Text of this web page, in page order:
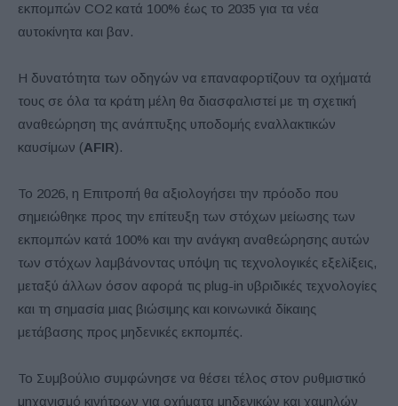
εκπομπών CO2 κατά 100% έως το 2035 για τα νέα
αυτοκίνητα και βαν.
Η δυνατότητα των οδηγών να επαναφορτίζουν τα οχήματά
τους σε όλα τα κράτη μέλη θα διασφαλιστεί με τη σχετική
αναθεώρηση της ανάπτυξης υποδομής εναλλακτικών
καυσίμων (AFIR).
Το 2026, η Επιτροπή θα αξιολογήσει την πρόοδο που
σημειώθηκε προς την επίτευξη των στόχων μείωσης των
εκπομπών κατά 100% και την ανάγκη αναθεώρησης αυτών
των στόχων λαμβάνοντας υπόψη τις τεχνολογικές εξελίξεις,
μεταξύ άλλων όσον αφορά τις plug-in υβριδικές τεχνολογίες
και τη σημασία μιας βιώσιμης και κοινωνικά δίκαιης
μετάβασης προς μηδενικές εκπομπές.
Το Συμβούλιο συμφώνησε να θέσει τέλος στον ρυθμιστικό
μηχανισμό κινήτρων για οχήματα μηδενικών και χαμηλών